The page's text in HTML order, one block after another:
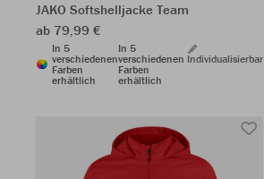
JAKO Softshelljacke Team
ab 79,99 €
In 5
verschiedenen
Farben
erhältlich
In 5
verschiedenen
Farben
erhältlich
Individualisierbar